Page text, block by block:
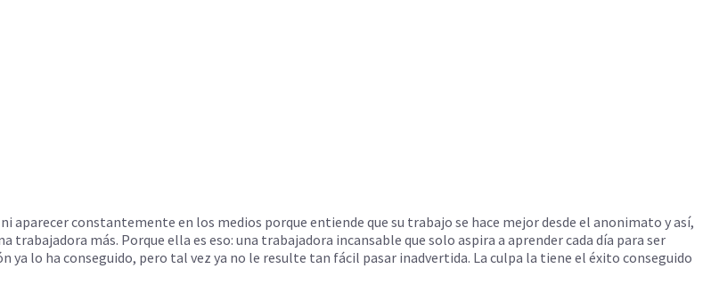
aparecer constantemente en los medios porque entiende que su trabajo se hace mejor desde el anonimato y así,
más. Porque ella es eso: una trabajadora incansable que solo aspira a aprender cada día para ser
ya lo ha conseguido, pero tal vez ya no le resulte tan fácil pasar inadvertida. La culpa la tiene el éxito conseguido